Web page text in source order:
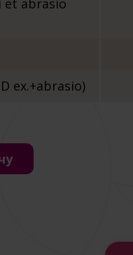
et abrasio
ex.+abrasio)